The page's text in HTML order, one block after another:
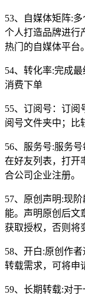
53、自媒体矩阵:
个人打造品牌进行
热门的自媒体平台。
54、转化率:完成
消费下单
55、订阅号：订阅
阅号文件夹中；比
56、服务号:服务
在好友列表，打开
合公司企业注册。
57、原创声明:现
能。声明原创后文
获取授权，否则将
58、开白:原创作
转载需求，可将申
59、长期转载:对